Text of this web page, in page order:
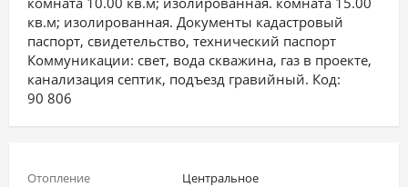
кв.м; изолированная. Документы кадастровый
паспорт, свидетельство, технический паспорт
Коммуникации: свет, вода скважина, газ в проекте,
канализация септик, подъезд гравийный. Код:
90 806
Отопление Центральное